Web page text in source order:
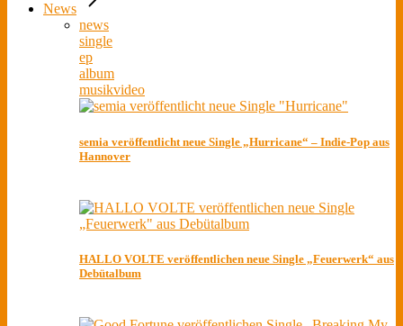
News
news
single
ep
album
musikvideo
semia veröffentlicht neue Single „Hurricane“ – Indie-Pop aus
Hannover
HALLO VOLTE veröffentlichen neue Single „Feuerwerk“ aus
Debütalbum